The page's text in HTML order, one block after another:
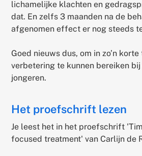
lichamelijke klachten en
dat. En zelfs 3 maanden na de
afgenomen effect er nog steeds
Goed nieuws dus, om in zo’n
verbetering te kunnen bereiken
jongeren.
Het proefschrift lezen
Je leest het in het proefschrift
focused treatment' van Carlijn de